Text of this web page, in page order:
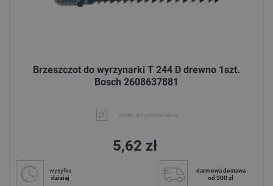
Brzeszczot do wyrzynarki T 244 D drewno 1szt.
Bosch 2608637881
dodaj do porównania
5,62 zł
wysyłka
dzisiaj
darmowa dostawa
od 300 zł